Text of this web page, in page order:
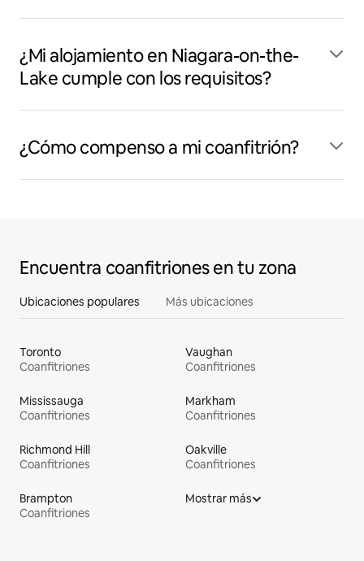
¿Mi alojamiento en Niagara-on-the-
Lake cumple con los requisitos?
¿Cómo compenso a mi coanfitrión?
Encuentra coanfitriones en tu zona
Ubicaciones populares Más ubicaciones
Toronto
Coanfitriones
Vaughan
Coanfitriones
Mississauga
Coanfitriones
Markham
Coanfitriones
Richmond Hill
Coanfitriones
Oakville
Coanfitriones
Brampton
Coanfitriones
Mostrar más